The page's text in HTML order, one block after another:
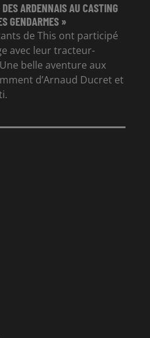
ARDENNAIS AU CASTING
GENDARMES »
de This ont participé
avec leur tracteur-
belle aventure aux
d’Arnaud Ducret et